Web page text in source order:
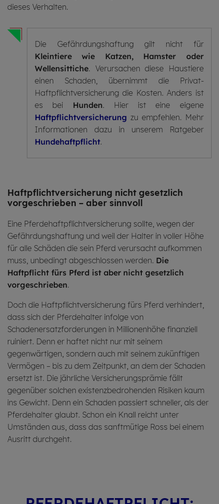
dieses Verhalten.
Die Gefährdungshaftung gilt nicht für
Kleintiere wie Katzen, Hamster oder
Wellensittiche. Verursachen diese Haustiere
einen Schaden, übernimmt die Privat-
Haftpflichtversicherung die Kosten. Anders ist
es bei Hunden. Hier ist eine eigene
Haftpflichtversicherung zu empfehlen. Mehr
Informationen dazu in unserem Ratgeber
Hundehaftpflicht.
Haft­pflicht­ver­si­che­rung nicht gesetz­lich
vorge­schrieben – aber sinn­voll
Eine Pferdehaftpflichtversicherung sollte, wegen der
Gefährdungshaftung und weil der Halter in voller Höhe
für alle Schäden die sein Pferd verursacht aufkommen
muss, unbedingt abgeschlossen werden. Die
Haftpflicht fürs Pferd ist aber nicht gesetzlich
vorgeschrieben.
Doch die Haftpflichtversicherung fürs Pferd verhindert,
dass sich der Pferdehalter infolge von
Schadenersatzforderungen in Millionenhöhe finanziell
ruiniert. Denn er haftet nicht nur mit seinem
gegenwärtigen, sondern auch mit seinem zukünftigen
Vermögen – bis zu dem Zeitpunkt, an dem der Schaden
ersetzt ist. Die jährliche Versicherungsprämie fällt
gegenüber solchen existenzbedrohenden Risiken kaum
ins Gewicht. Denn ein Schaden passiert schneller, als der
Pferdehalter glaubt. Schon ein Knall reicht unter
Umständen aus, dass das sanftmütige Ross bei einem
Ausritt durchgeht.